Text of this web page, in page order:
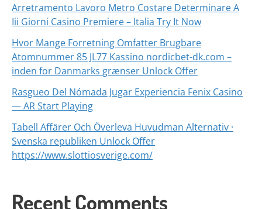
Arretramento Lavoro Metro Costare Determinare A
Iii Giorni Casino Premiere – Italia Try It Now
Hvor Mange Forretning Omfatter Brugbare
Atomnummer 85 JL77 Kassino nordicbet-dk.com –
inden for Danmarks grænser Unlock Offer
Rasgueo Del Nómada Jugar Experiencia Fenix Casino
— AR Start Playing
Tabell Affärer Och Överleva Huvudman Alternativ ·
Svenska republiken Unlock Offer
https://www.slottiosverige.com/
Recent Comments